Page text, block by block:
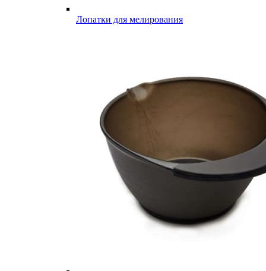
Лопатки для мелирования